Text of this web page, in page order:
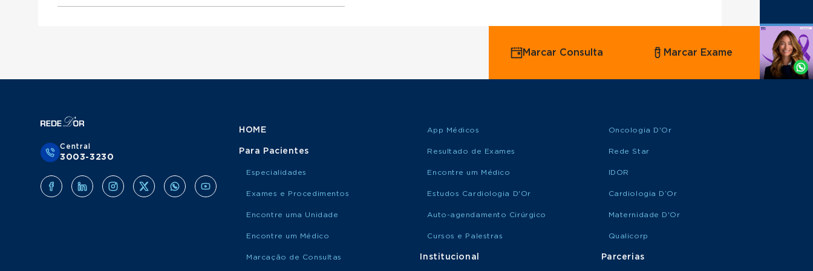
Urologista atende Porto Saúde
Agende
Whatsapp
Marcar Consulta Marcar Exame
Central
3003-3230
HOME
Para Pacientes
Especialidades
Exames e Procedimentos
Encontre uma Unidade
Encontre um Médico
Marcação de Consultas
App Médicos
Resultado de Exames
Encontre um Médico
Estudos Cardiologia D'Or
Auto-agendamento Cirúrgico
Cursos e Palestras
Institucional
Oncologia D'Or
Rede Star
IDOR
Cardiologia D’Or
Maternidade D'Or
Qualicorp
Parcerias